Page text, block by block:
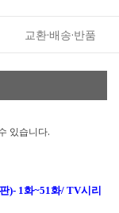
교환·배송·반품
있습니다.
)- 1화~51화/ TV시리